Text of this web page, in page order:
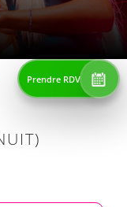
Prendre RDV